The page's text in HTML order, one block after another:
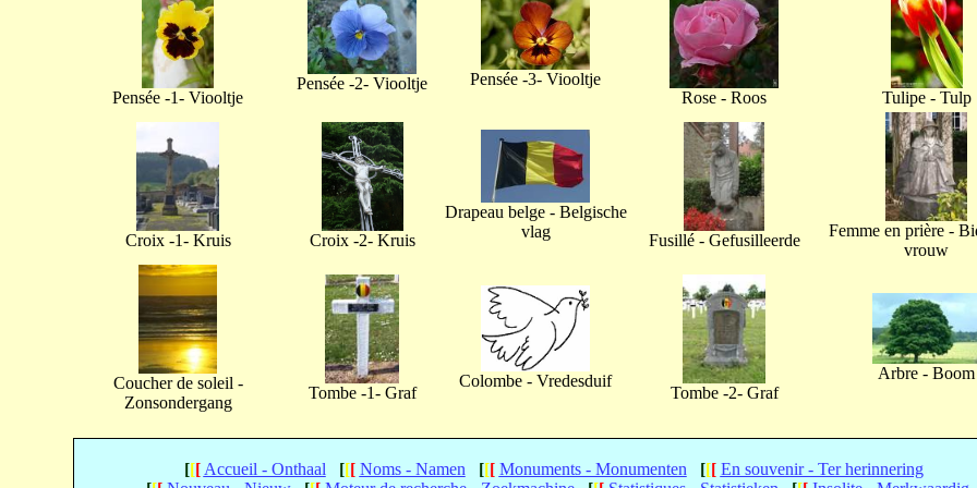
Pensée -1- Viooltje
Pensée -2- Viooltje
Pensée -3- Viooltje
Rose - Roos
Tulipe - Tulp
Croix -1- Kruis Croix -2- Kruis
Drapeau belge - Belgische
vlag
Fusillé - Gefusilleerde
Femme en prière -
vrouw
Coucher de soleil -
Zonsondergang
Tombe -1- Graf
Colombe - Vredesduif
Tombe -2- Graf
Arbre - Boom
[[[ Accueil - Onthaal [[[ Noms - Namen [[[ Monuments - Monumenten [[[ En souvenir - Ter herinnering